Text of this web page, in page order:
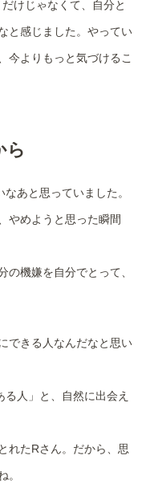
けじゃなくて、自分と
と感じました。やってい
今よりもっと気づけるこ
ら
あと思っていました。
やめようと思った瞬間
の機嫌を自分でとって、
できる人なんだなと思い
人」と、自然に出会え
れたRさん。だから、思
。